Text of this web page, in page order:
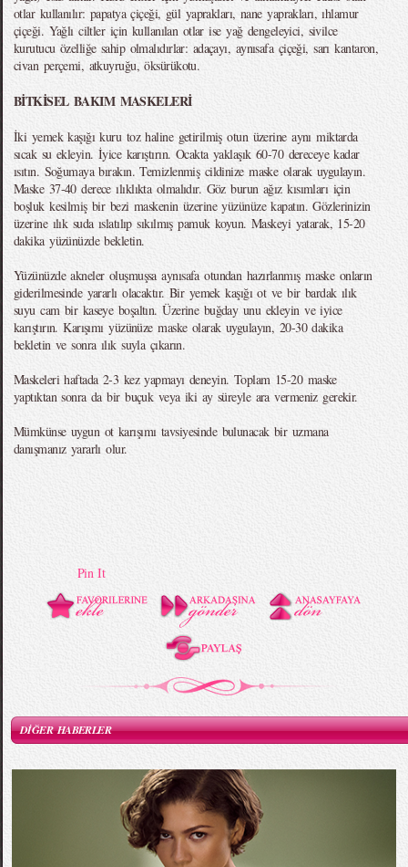
otlar kullanılır: papatya çiçeği, gül yaprakları, nane yaprakları, ıhlamur
çiçeği. Yağlı ciltler için kullanılan otlar ise yağ dengeleyici, sivilce
kurutucu özelliğe sahip olmalıdırlar: adaçayı, aynısafa çiçeği, sarı kantaron,
civan perçemi, atkuyruğu, öksürükotu.
BİTKİSEL BAKIM MASKELERİ
İki yemek kaşığı kuru toz haline getirilmiş otun üzerine aynı miktarda
sıcak su ekleyin. İyice karıştırın. Ocakta yaklaşık 60-70 dereceye kadar
ısıtın. Soğumaya bırakın. Temizlenmiş cildinize maske olarak uygulayın.
Maske 37-40 derece ılıklıkta olmalıdır. Göz burun ağız kısımları için
boşluk kesilmiş bir bezi maskenin üzerine yüzünüze kapatın. Gözlerinizin
üzerine ılık suda ıslatılıp sıkılmış pamuk koyun. Maskeyi yatarak, 15-20
dakika yüzünüzde bekletin.
Yüzünüzde akneler oluşmuşsa aynısafa otundan hazırlanmış maske onların
giderilmesinde yararlı olacaktır. Bir yemek kaşığı ot ve bir bardak ılık
suyu cam bir kaseye boşaltın. Üzerine buğday unu ekleyin ve iyice
karıştırın. Karışımı yüzünüze maske olarak uygulayın, 20-30 dakika
bekletin ve sonra ılık suyla çıkarın.
Maskeleri haftada 2-3 kez yapmayı deneyin. Toplam 15-20 maske
yaptıktan sonra da bir buçuk veya iki ay süreyle ara vermeniz gerekir.
Mümkünse uygun ot karışımı tavsiyesinde bulunacak bir uzmana
danışmanız yararlı olur.
Pin It
DİĞER HABERLER